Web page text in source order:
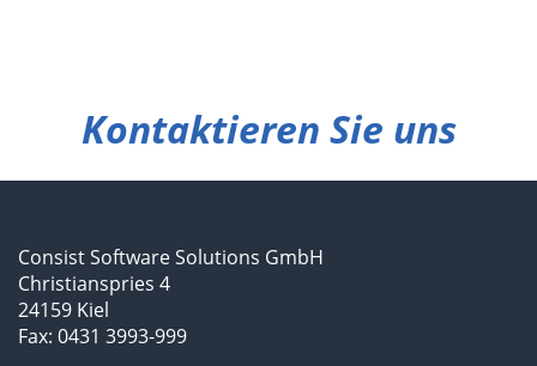
Kontaktieren Sie uns
Consist Software Solutions GmbH
Christianspries 4
24159 Kiel
Fax: 0431 3993-999